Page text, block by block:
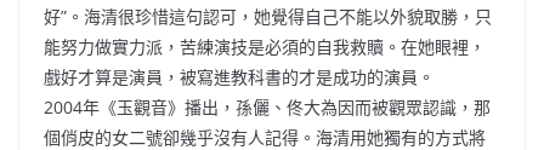
好”。海清很珍惜這句認可，她覺得自己不能以外貌取勝，只
能努力做實力派，苦練演技是必須的自我救贖。在她眼裡，
戲好才算是演員，被寫進教科書的才是成功的演員。
2004年《玉觀音》播出，孫儷、佟大為因而被觀眾認識，那
個俏皮的女二號卻幾乎沒有人記得。海清用她獨有的方式將